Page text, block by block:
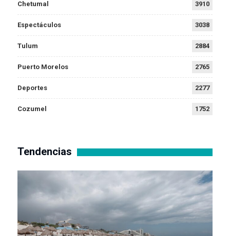
Chetumal 3910
Espectáculos 3038
Tulum 2884
Puerto Morelos 2765
Deportes 2277
Cozumel 1752
Tendencias